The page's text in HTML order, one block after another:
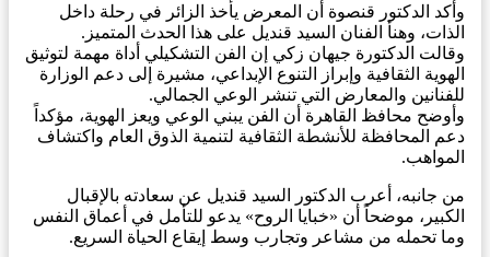
وأكد الدكتور قنصوة أن المعرض يأخذ الزائر في رحلة داخل
الذات، وهنأ الفنان السيد قنديل على هذا الحدث المتميز.
وقالت الدكتورة جيهان زكي إن الفن التشكيلي أداة مهمة لتوثيق
الهوية الثقافية وإبراز التنوع الإبداعي، مشيرة إلى دعم الوزارة
للفنانين والمعارض التي تنشر الوعي الجمالي.
وأوضح محافظ القاهرة أن الفن يبني الوعي ويعز الهوية، مؤكداً
دعم المحافظة للأنشطة الثقافية لتنمية الذوق العام واكتشاف
المواهب.
من جانبه، أعرب الدكتور السيد قنديل عن سعادته بالإقبال
الكبير، موضحاً أن «خبايا الروح» يدعو للتأمل في أعماق النفس
وما تحمله من مشاعر وتجارب وسط إيقاع الحياة السريع.